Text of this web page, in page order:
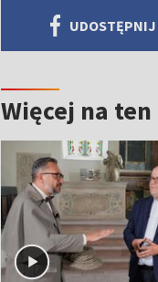
UDOSTĘPNIJ
Więcej na